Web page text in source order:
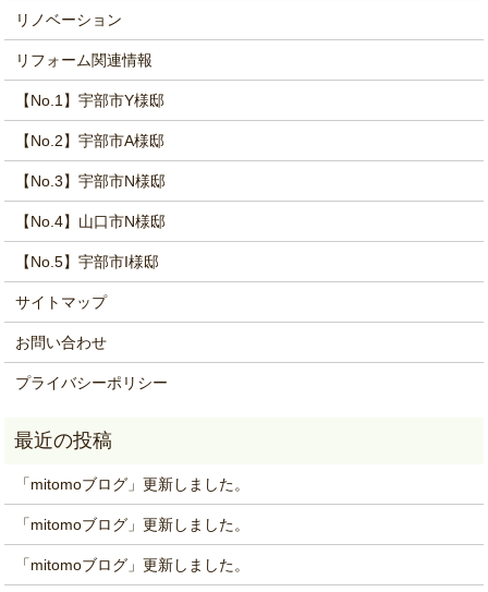
リノベーション
リフォーム関連情報
【No.1】宇部市Y様邸
【No.2】宇部市A様邸
【No.3】宇部市N様邸
【No.4】山口市N様邸
【No.5】宇部市I様邸
サイトマップ
お問い合わせ
プライバシーポリシー
「mitomoブログ」更新しました。
「mitomoブログ」更新しました。
「mitomoブログ」更新しました。